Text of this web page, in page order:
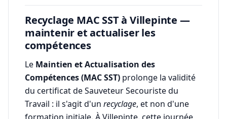
Recyclage MAC SST à Villepinte —
maintenir et actualiser les
compétences
Le Maintien et Actualisation des
Compétences (MAC SST) prolonge la validité
du certificat de Sauveteur Secouriste du
Travail : il s'agit d'un recyclage, et non d'une